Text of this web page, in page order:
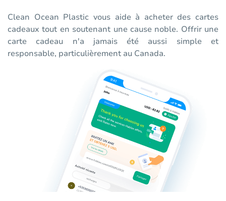
Clean Ocean Plastic vous aide à acheter des cartes
cadeaux tout en soutenant une cause noble. Offrir une
carte cadeau n'a jamais été aussi simple et
responsable, particulièrement au Canada.